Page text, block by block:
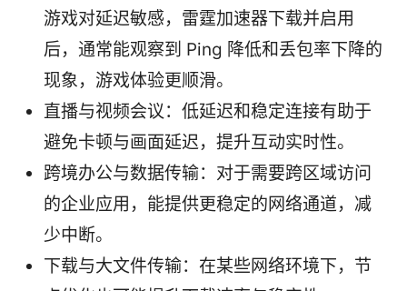
游戏对延迟敏感，雷霆加速器下载并启用
后，通常能观察到 Ping 降低和丢包率下降的
现象，游戏体验更顺滑。
直播与视频会议：低延迟和稳定连接有助于
避免卡顿与画面延迟，提升互动实时性。
跨境办公与数据传输：对于需要跨区域访问
的企业应用，能提供更稳定的网络通道，减
少中断。
下载与大文件传输：在某些网络环境下，节